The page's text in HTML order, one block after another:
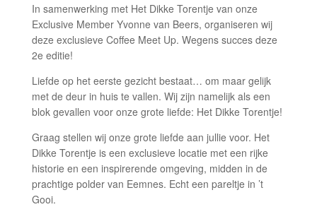
In samenwerking met Het Dikke Torentje van onze
Exclusive Member Yvonne van Beers, organiseren wij
deze exclusieve Coffee Meet Up. Wegens succes deze
2e editie!
Liefde op het eerste gezicht bestaat… om maar gelijk
met de deur in huis te vallen. Wij zijn namelijk als een
blok gevallen voor onze grote liefde: Het Dikke Torentje!
Graag stellen wij onze grote liefde aan jullie voor. Het
Dikke Torentje is een exclusieve locatie met een rijke
historie en een inspirerende omgeving, midden in de
prachtige polder van Eemnes. Echt een pareltje in ’t
Gooi.